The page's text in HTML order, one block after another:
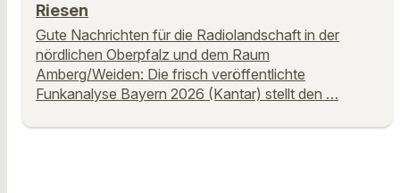
Riesen
Gute Nachrichten für die Radiolandschaft in der
nördlichen Oberpfalz und dem Raum
Amberg/Weiden: Die frisch veröffentlichte
Funkanalyse Bayern 2026 (Kantar) stellt den …